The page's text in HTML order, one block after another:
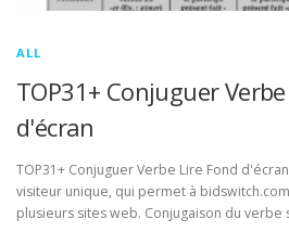
ALL
TOP31+ Conjuguer
d'écran
TOP31+ Conjuguer Verbe Lire Fond
visiteur unique, qui permet à
plusieurs sites web. Conjugaison du verbe